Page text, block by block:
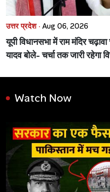
उत्तर प्रदेश · Aug 06, 2026
यूपी विधानसभा में राम मंदिर
यादव बोले- चर्चा तक जारी रहेगा
Watch Now